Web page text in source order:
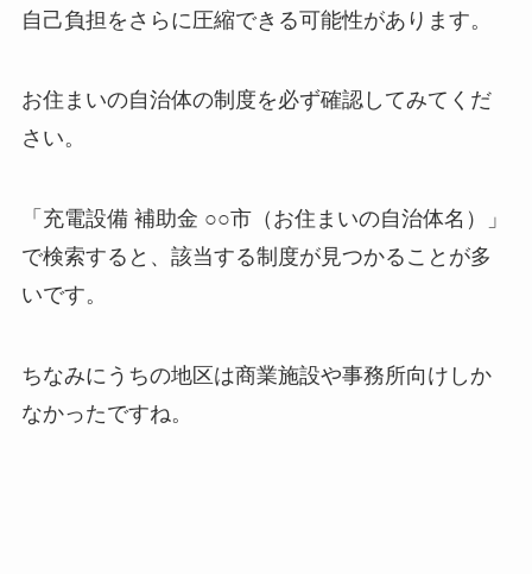
自己負担をさらに圧縮できる可能性があります。
お住まいの自治体の制度を必ず確認してみてくだ
さい。
「充電設備 補助金 ○○市（お住まいの自治体名）」
で検索すると、該当する制度が見つかることが多
いです。
ちなみにうちの地区は商業施設や事務所向けしか
なかったですね。